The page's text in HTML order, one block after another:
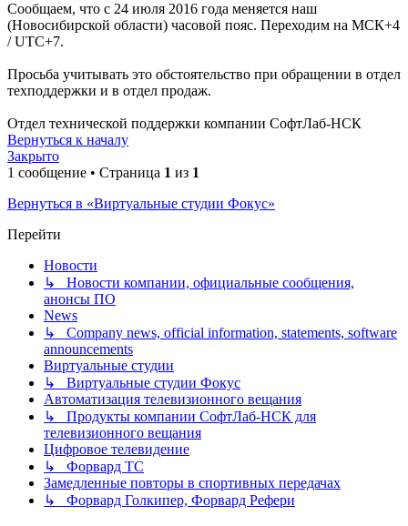
Сообщаем, что с 24 июля 2016 года меняется наш
(Новосибирской области) часовой пояс. Переходим на МСК+4
/ UTC+7.
Просьба учитывать это обстоятельство при обращении в отдел
техподдержки и в отдел продаж.
Отдел технической поддержки компании СофтЛаб-НСК
Вернуться к началу
Закрыто
1 сообщение • Страница 1 из 1
Вернуться в «Виртуальные студии Фокус»
Перейти
Новости
↳ Новости компании, официальные сообщения,
анонсы ПО
News
↳ Company news, official information, statements, software
announcements
Виртуальные студии
↳ Виртуальные студии Фокус
Автоматизация телевизионного вещания
↳ Продукты компании СофтЛаб-НСК для
телевизионного вещания
Цифровое телевидение
↳ Форвард ТС
Замедленные повторы в спортивных передачах
↳ Форвард Голкипер, Форвард Рефери